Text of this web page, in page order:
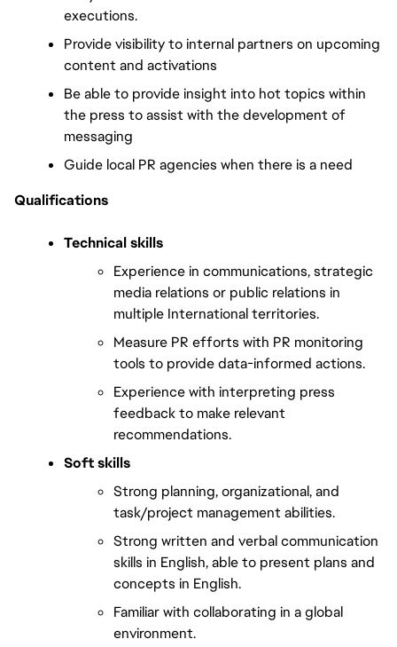
executions.
Provide visibility to internal partners on upcoming
content and activations
Be able to provide insight into hot topics within
the press to assist with the development of
messaging
Guide local PR agencies when there is a need
Qualifications
Technical skills
Experience in communications, strategic
media relations or public relations in
multiple International territories.
Measure PR efforts with PR monitoring
tools to provide data-informed actions.
Experience with interpreting press
feedback to make relevant
recommendations.
Soft skills
Strong planning, organizational, and
task/project management abilities.
Strong written and verbal communication
skills in English, able to present plans and
concepts in English.
Familiar with collaborating in a global
environment.